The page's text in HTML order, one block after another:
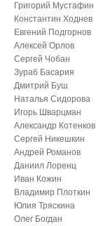
Григорий Мустафин
Константин Ходнев
Евгений Подгорнов
Алексей Орлов
Сергей Чобан
Зураб Басария
Дмитрий Буш
Наталья Сидорова
Игорь Шварцман
Александр Котенков
Сергей Никешкин
Андрей Романов
Даниил Лоренц
Иван Кожин
Владимир Плоткин
Юлия Тряскина
Олег Богдан